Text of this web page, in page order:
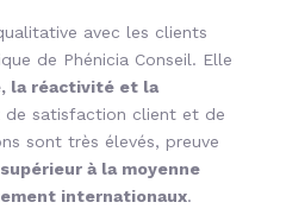
avec les clients
de Phénicia Conseil. Elle
la réactivité et la
de satisfaction client et de
sont très élevés, preuve
à la moyenne
internationaux.